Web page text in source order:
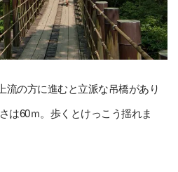
流の方に進むと立派な吊橋があり
は60ｍ。歩くとけっこう揺れま